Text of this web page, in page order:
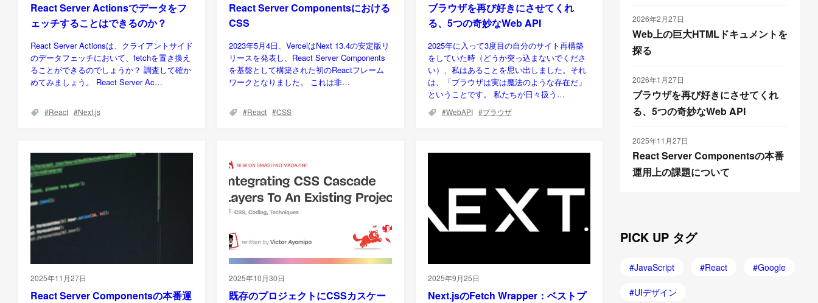
React Server Actionsでデータをフ
ェッチすることはできるのか？
React Server Actionsは、クライアントサイド
のデータフェッチにおいて、fetchを置き換え
ることができるのでしょうか？ 調査して確か
めてみましょう。 React Server Ac…
React Next.js
React Server Componentsにおける
CSS
2023年5月4日、VercelはNext 13.4の安定版リ
リースを発表し、React Server Components
を基盤として構築された初のReactフレーム
ワークとなりました。 これは非…
React CSS
ブラウザを再び好きにさせてくれ
る、5つの奇妙なWeb API
2025年に入って3度目の自分のサイト再構築
をしていた時（どうか突っ込まないでくださ
い）、私はあることを思い出しました。それ
は、「ブラウザは実は魔法のような存在だ」
ということです。 私たちが日々扱う…
WebAPI ブラウザ
2025年11月27日
React Server Componentsの本番運
2025年10月30日
既存のプロジェクトにCSSカスケー
2025年9月25日
Next.jsのFetch Wrapper：ベストプ
2026年2月27日
Web上の巨大HTMLドキュメントを
探る
2026年1月27日
ブラウザを再び好きにさせてくれ
る、5つの奇妙なWeb API
2025年11月27日
React Server Componentsの本番
運用上の課題について
PICK UP タグ
JavaScript React Google
UIデザイン